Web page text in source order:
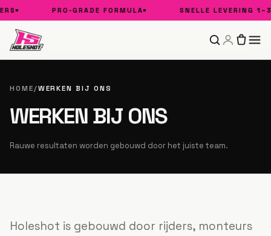
PRO-GRADE FORMULA SNELLE LEVERING 1–3
HOME/WERKEN BIJ ONS
WERKEN BIJ ONS
Rauwe resultaten worden gebouwd door het juiste team.
Holeshot is gebouwd door rijders, monteurs